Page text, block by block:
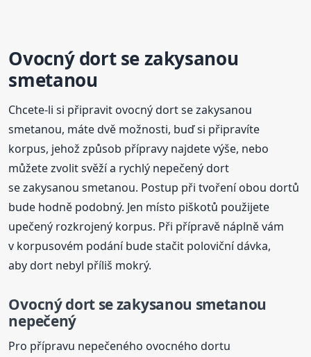
Ovocný dort se zakysanou
smetanou
Chcete-li si připravit ovocný dort se zakysanou
smetanou, máte dvě možnosti, buď si připravíte
korpus, jehož způsob přípravy najdete výše, nebo
můžete zvolit svěží a rychlý nepečený dort
se zakysanou smetanou. Postup při tvoření obou dortů
bude hodně podobný. Jen místo piškotů použijete
upečený rozkrojený korpus. Při přípravě náplně vám
v korpusovém podání bude stačit poloviční dávka,
aby dort nebyl příliš mokrý.
Ovocný dort se zakysanou smetanou
nepečený
Pro přípravu nepečeného ovocného dortu